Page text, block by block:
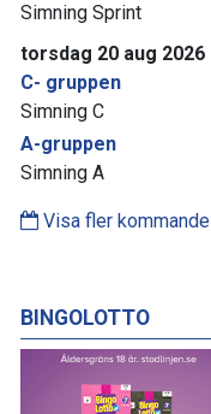
Simning Sprint
torsdag 20 aug 2026
C- gruppen
Simning C
A-gruppen
Simning A
Visa fler kommande
BINGOLOTTO